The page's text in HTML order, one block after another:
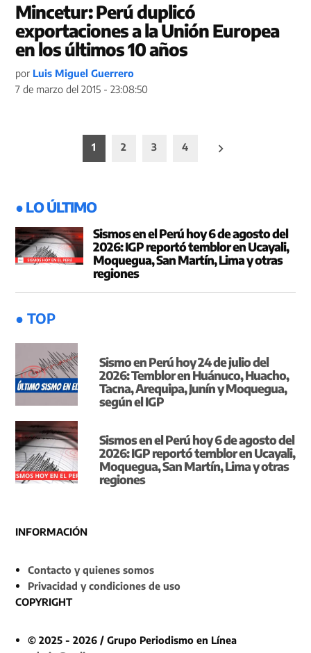
Mincetur: Perú duplicó
exportaciones a la Unión Europea
en los últimos 10 años
por Luis Miguel Guerrero
7 de marzo del 2015 - 23:08:50
Paginación
1 2 3 4
● LO ÚLTIMO
Sismos en el Perú hoy 6 de agosto del
2026: IGP reportó temblor en Ucayali,
Moquegua, San Martín, Lima y otras
regiones
● TOP
Sismo en Perú hoy 24 de julio del
2026: Temblor en Huánuco, Huacho,
Tacna, Arequipa, Junín y Moquegua,
según el IGP
Sismos en el Perú hoy 6 de agosto del
2026: IGP reportó temblor en Ucayali,
Moquegua, San Martín, Lima y otras
regiones
INFORMACIÓN
Contacto y quienes somos
Privacidad y condiciones de uso
COPYRIGHT
© 2025 - 2026 / Grupo Periodismo en Línea